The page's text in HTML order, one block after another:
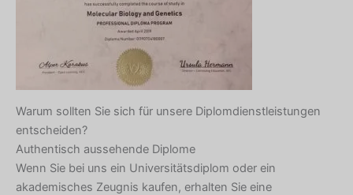
Warum sollten Sie sich für unsere Diplomdienstleistungen
entscheiden?
Authentisch aussehende Diplome
Wenn Sie bei uns ein Universitätsdiplom oder ein
akademisches Zeugnis kaufen, erhalten Sie eine